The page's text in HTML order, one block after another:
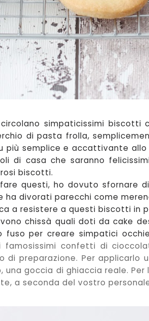
no simpaticissimi biscotti
hio di pasta frolla,
più semplice e accattivante
di casa che saranno
biscotti.
questi,ho dovuto sfornare
ha divorati parecchicome
a resisterea questi biscottiin
chissà quali doti da cake de
fuso per creare simpatici
famosissimi confetti di
di preparazione. Per applicarlo
,una goccia di ghiaccia reale.
a seconda del vostro